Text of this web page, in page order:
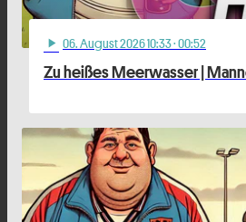
play_arrow 06. August 2026 10:33· 00:52
Zu heißes Meerwasser |